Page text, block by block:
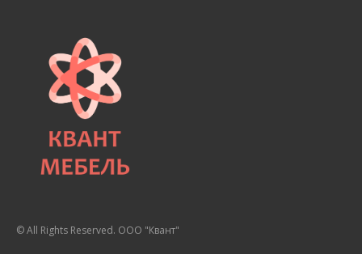
© All Rights Reserved. ООО "Квант"